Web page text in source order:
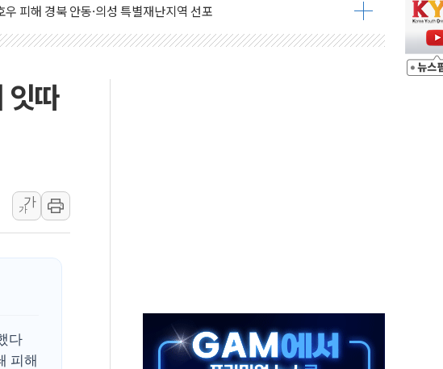
피해 경북 안동·의성 특별재난지역 선포
주인에게 흉기 휘두른 30대 세입자…경찰, 현행범 체포
10일 거래 재개…"재무구조 개편"
농작업 중 온열질환 보장…폭염기 신속 보상 강화
, 육군 3군단과 군 장병 금융교육·전역 지원 협약
보K-맞춤건강보험' 6개월 배타적사용권 획득
, 시청 만으로 혜택 얻는 피드코인 이벤트 진행
재개발 정상화시 5년 내 9만가구 순증...이주 대란도 제한적
따
가
가
다
피해